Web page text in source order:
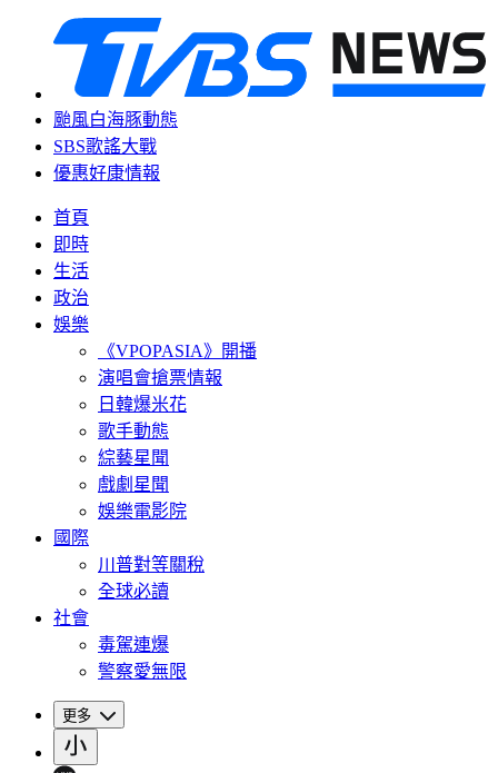
颱風白海豚動態
SBS歌謠大戰
優惠好康情報
首頁
即時
生活
政治
娛樂
《VPOPASIA》開播
演唱會搶票情報
日韓爆米花
歌手動態
綜藝星聞
戲劇星聞
娛樂電影院
國際
川普對等關稅
全球必讀
社會
毒駕連爆
警察愛無限
更多